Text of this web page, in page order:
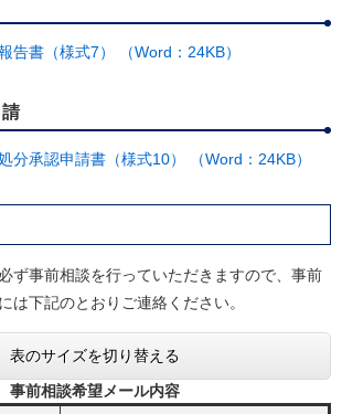
告書（様式7） （Word：24KB）
分承認申請書（様式10） （Word：24KB）
ず事前相談を行っていただきますので、事前
は下記のとおりご連絡ください。
表のサイズを切り替える
事前相談希望メール内容